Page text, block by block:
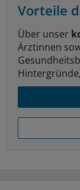
Vorteile
Über unser
Ärztinnen